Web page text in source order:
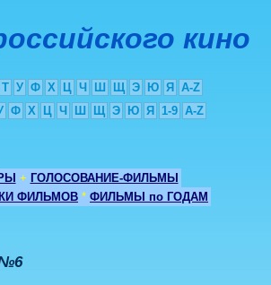
кино
Т У Ф Х Ц Ч Ш Щ Э Ю Я
A-Z
Ф Х Ц Ч Ш Щ Э Ю Я 1-9 A-Z
+ ГОЛОСОВАНИЕ-ФИЛЬМЫ
ФИЛЬМОВ * ФИЛЬМЫ по ГОДАМ
№6